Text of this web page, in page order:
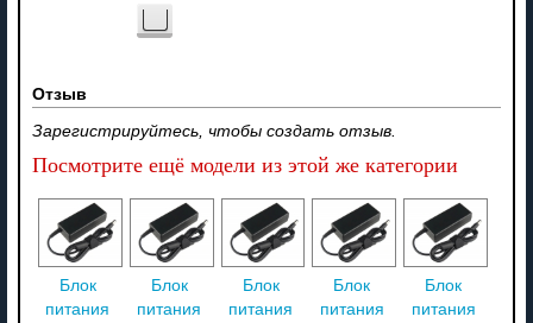
Отзыв
Зарегистрируйтесь, чтобы создать отзыв.
Посмотрите ещё модели из этой же категории
Блок
питания
Блок
питания
Блок
питания
Блок
питания
Блок
питания